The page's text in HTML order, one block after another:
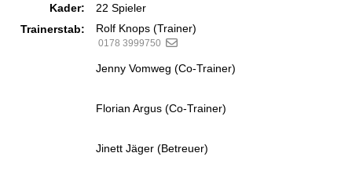
Kader:
22 Spieler
Trainerstab:
Rolf Knops (Trainer)
0178 3999750
Jenny Vomweg (Co-Trainer)
Florian Argus (Co-Trainer)
Jinett Jäger (Betreuer)